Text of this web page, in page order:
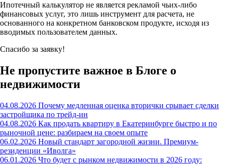
Ипотечный калькулятор не является рекламой чьих-либо
финансовых услуг, это лишь инструмент для расчета, не
основанного на конкретном банковском продукте, исходя из
вводимых пользователем данных.
Спасибо за заявку!
Не пропустите важное в Блоге о
недвижимости
04.08.2026 Почему медленная оценка вторички срывает сделки
застройщика по трейд-ин
04.08.2026 Как продать квартиру в Екатеринбурге быстро и по
рыночной цене: разбираем на своем опыте
06.02.2026 Новый стандарт загородной жизни. Премиум-
резиденции «Иволга»
06.01.2026 Что будет с рынком недвижимости в 2026 году: